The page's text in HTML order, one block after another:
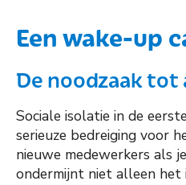
Een wake-up
De noodzaak tot
Sociale isolatie in de
serieuze bedreiging voor
nieuwe medewerkers als
ondermijnt niet alleen het